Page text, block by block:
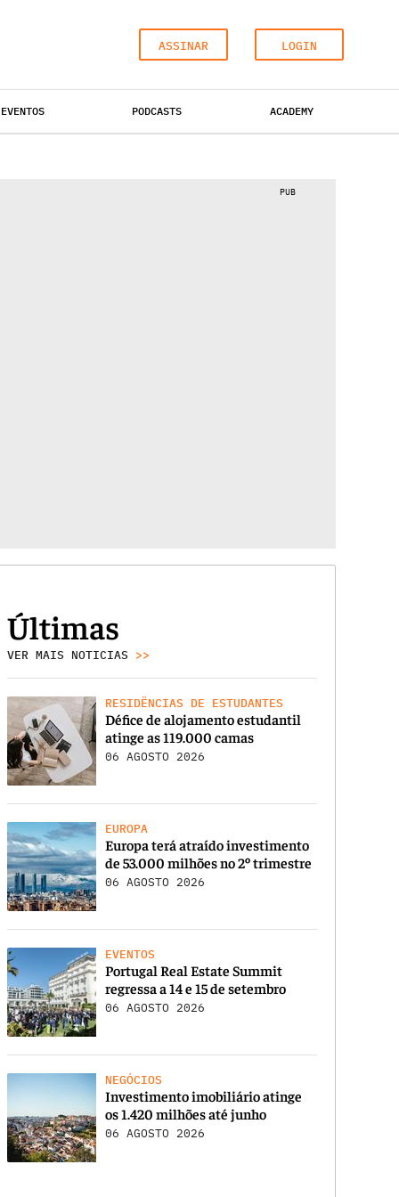
ASSINAR LOGIN
EVENTOS PODCASTS ACADEMY
PUB
Últimas
VER MAIS NOTICIAS >>
RESIDÊNCIAS DE ESTUDANTES
Défice de alojamento estudantil
atinge as 119.000 camas
06 AGOSTO 2026
EUROPA
Europa terá atraído investimento
de 53.000 milhões no 2º trimestre
06 AGOSTO 2026
EVENTOS
Portugal Real Estate Summit
regressa a 14 e 15 de setembro
06 AGOSTO 2026
NEGÓCIOS
Investimento imobiliário atinge
os 1.420 milhões até junho
06 AGOSTO 2026